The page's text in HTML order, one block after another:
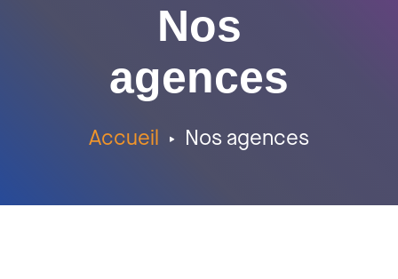
Nos
agences
Accueil Nos agences